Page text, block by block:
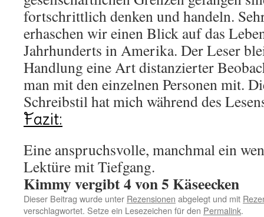
fortschrittlich denken und handeln.
erhaschen wir einen Blick auf das
Jahrhunderts in Amerika. Der Leser
Handlung eine Art distanzierter
man mit den einzelnen Personen mit.
Schreibstil hat mich während des
Fazit:
Eine anspruchsvolle, manchmal ein
Lektüre mit Tiefgang.
Kimmy vergibt 4 von 5 Käseecken
Dieser Beitrag wurde unter Rezensionen abgelegt und mit
verschlagwortet. Setze ein Lesezeichen für den Permalink.